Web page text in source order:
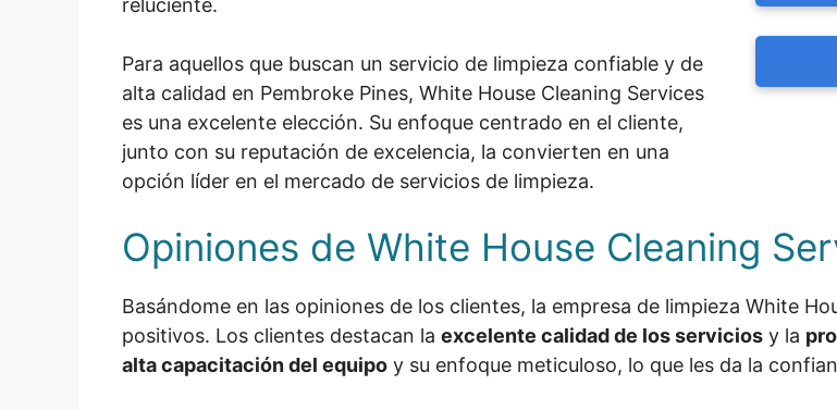
reluciente.
Para aquellos que buscan un servicio de limpieza confiable y de
alta calidad en Pembroke Pines, White House Cleaning Services
es una excelente elección. Su enfoque centrado en el cliente,
junto con su reputación de excelencia, la convierten en una
opción líder en el mercado de servicios de limpieza.
Opiniones de White House Cleaning
Basándome en las opiniones de los clientes, la empresa de limpieza White
positivos. Los clientes destacan la excelente calidad de los servicios y la
alta capacitación del equipo y su enfoque meticuloso, lo que les da la